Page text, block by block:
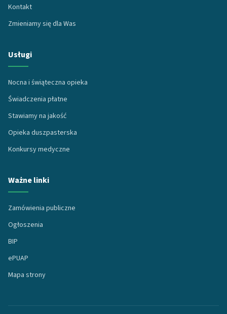
Kontakt
Zmieniamy się dla Was
Usługi
Nocna i świąteczna opieka
Świadczenia płatne
Stawiamy na jakość
Opieka duszpasterska
Konkursy medyczne
Ważne linki
Zamówienia publiczne
Ogłoszenia
BIP
ePUAP
Mapa strony